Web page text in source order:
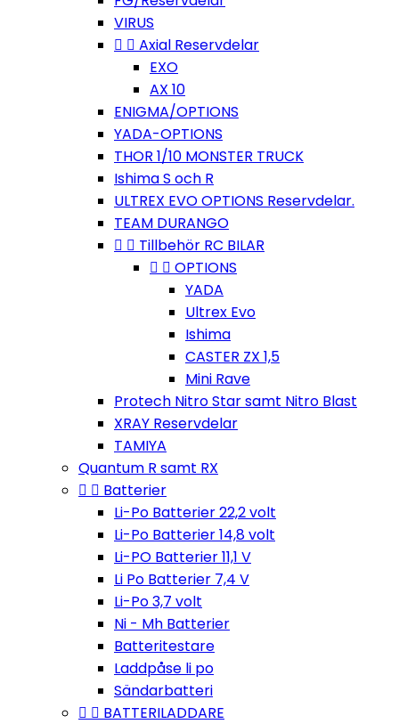
VIRUS
  Axial Reservdelar
EXO
AX 10
ENIGMA/OPTIONS
YADA-OPTIONS
THOR 1/10 MONSTER TRUCK
Ishima S och R
ULTREX EVO OPTIONS Reservdelar.
TEAM DURANGO
  Tillbehör RC BILAR
  OPTIONS
YADA
Ultrex Evo
Ishima
CASTER ZX 1,5
Mini Rave
Protech Nitro Star samt Nitro Blast
XRAY Reservdelar
TAMIYA
Quantum R samt RX
  Batterier
Li-Po Batterier 22,2 volt
Li-Po Batterier 14,8 volt
Li-PO Batterier 11,1 V
Li Po Batterier 7,4 V
Li-Po 3,7 volt
Ni - Mh Batterier
Batteritestare
Laddpåse li po
Sändarbatteri
  BATTERILADDARE